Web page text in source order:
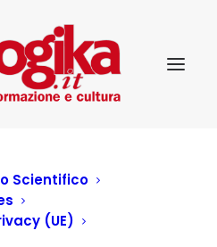
Scientifico
(UE)